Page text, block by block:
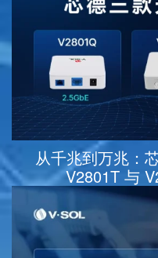
从千兆到万兆：
V2801T 与